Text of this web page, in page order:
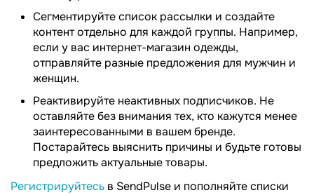
Сегментируйте список рассылки и создайте
контент отдельно для каждой группы. Например,
если у вас интернет-магазин одежды,
отправляйте разные предложения для мужчин и
женщин.
Реактивируйте неактивных подписчиков. Не
оставляйте без внимания тех, кто кажутся менее
заинтересованными в вашем бренде.
Постарайтесь выяснить причины и будьте готовы
предложить актуальные товары.
Регистрируйтесь в SendPulse и пополняйте списки